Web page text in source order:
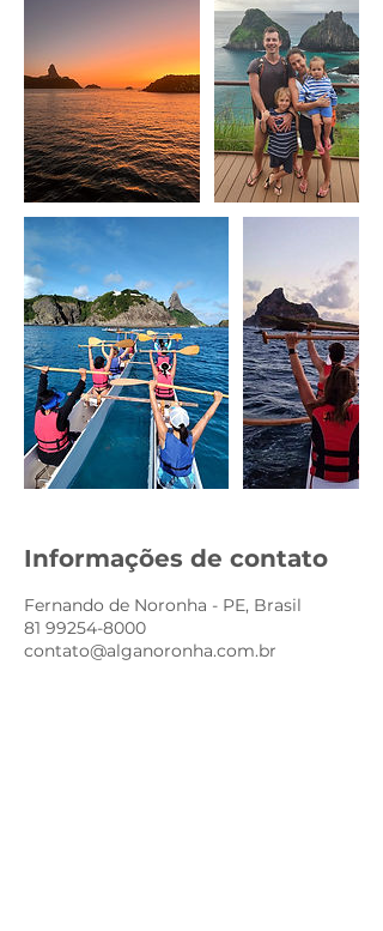
Informações de contato
Fernando de Noronha - PE, Brasil
81 99254-8000
contato@alganoronha.com.br